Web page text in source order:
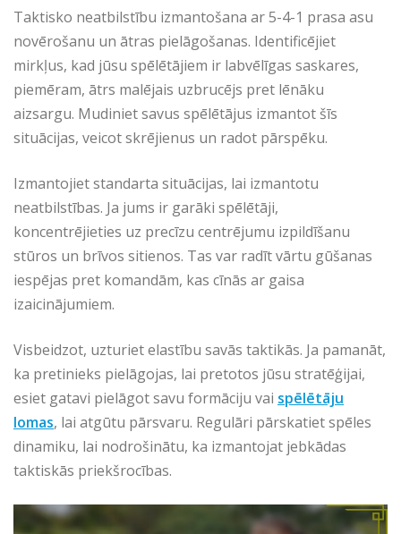
Taktisko neatbilstību izmantošana ar 5-4-1 prasa asu
novērošanu un ātras pielāgošanas. Identificējiet
mirkļus, kad jūsu spēlētājiem ir labvēlīgas saskares,
piemēram, ātrs malējais uzbrucējs pret lēnāku
aizsargu. Mudiniet savus spēlētājus izmantot šīs
situācijas, veicot skrējienus un radot pārspēku.
Izmantojiet standarta situācijas, lai izmantotu
neatbilstības. Ja jums ir garāki spēlētāji,
koncentrējieties uz precīzu centrējumu izpildīšanu
stūros un brīvos sitienos. Tas var radīt vārtu gūšanas
iespējas pret komandām, kas cīnās ar gaisa
izaicinājumiem.
Visbeidzot, uzturiet elastību savās taktikās. Ja pamanāt,
ka pretinieks pielāgojas, lai pretotos jūsu stratēģijai,
esiet gatavi pielāgot savu formāciju vai spēlētāju
lomas, lai atgūtu pārsvaru. Regulāri pārskatiet spēles
dinamiku, lai nodrošinātu, ka izmantojat jebkādas
taktiskās priekšrocības.